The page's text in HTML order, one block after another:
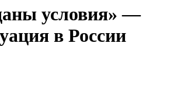
условия» —
в России